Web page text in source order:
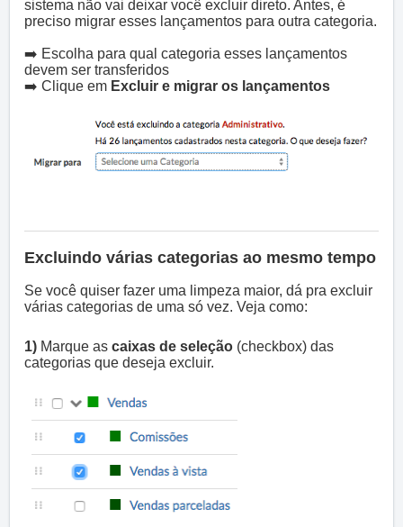
sistema não vai deixar você excluir direto. Antes, é
preciso migrar esses lançamentos para outra categoria.
➡️ Escolha para qual categoria esses lançamentos
devem ser transferidos
➡️ Clique em Excluir e migrar os lançamentos
Excluindo várias categorias ao mesmo tempo
Se você quiser fazer uma limpeza maior, dá pra excluir
várias categorias de uma só vez. Veja como:
1) Marque as caixas de seleção (checkbox) das
categorias que deseja excluir.